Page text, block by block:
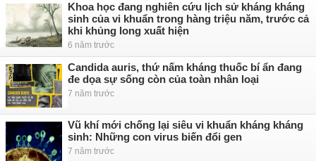
Khoa học đang nghiên cứu lịch sử kháng kháng
sinh của vi khuẩn trong hàng triệu năm, trước cả
khi khủng long xuất hiện
6 năm trước
Candida auris, thứ nấm kháng thuốc bí ẩn đang
đe dọa sự sống còn của toàn nhân loại
7 năm trước
Vũ khí mới chống lại siêu vi khuẩn kháng kháng
sinh: Những con virus biến đổi gen
7 năm trước